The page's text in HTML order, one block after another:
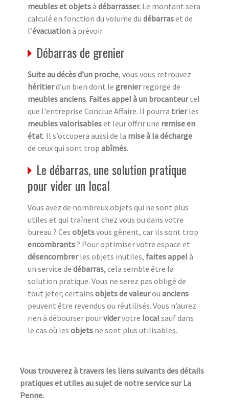
meubles et objetsà débarrasser. Le montant sera
calculé en fonction du volume du débarraset de
l’évacuationà prévoir.
Débarras de grenier
Suite au décès d’un proche, vous vous retrouvez
héritierd’un bien dont le grenierregorge de
meubles anciens. Faites appel à un brocanteurtel
que l'entreprise Conclue Affaire. Il pourra trierles
meubles valorisableset leur offrir une remise en
état. Il s’occupera aussi de la mise à la décharge
de ceux qui sont trop abîmés.
Le débarras, une solution pratique
pour vider un local
Vous avez de nombreux objets qui ne sont plus
utiles et qui traînent chez vous ou dans votre
bureau ? Ces objetsvous gênent, car ils sont trop
encombrants? Pour optimiser votre espace et
désencombrerles objets inutiles, faites appelà
un service de débarras, cela semble être la
solution pratique. Vous ne serez pas obligé de
tout jeter, certains objets de valeurou anciens
peuvent être revendus ou réutilisés. Vous n’aurez
rien à débourser pourvidervotre localsauf dans
le cas où les objets ne sont plus utilisables.
Vous trouverez à travers les liens suivants des détails
pratiques et utiles au sujet de notre service sur La
Penne.